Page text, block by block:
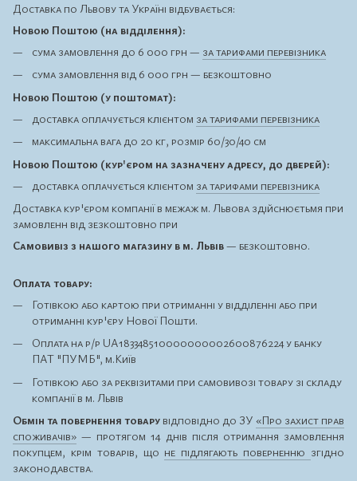
Доставка по Львову та Україні відбувається:
Новою Поштою (на відділення):
сума замовлення до 6 000 грн — за тарифами перевізника
сума замовлення від 6 000 грн — безкоштовно
Новою Поштою (у поштомат):
доставка оплачується клієнтом за тарифами перевізника
максимальна вага до 20 кг, розмір 60/30/40 см
Новою Поштою (кур'єром на зазначену адресу, до дверей):
доставка оплачується клієнтом за тарифами перевізника
Доставка кур'єром компанії в межаж м. Львова здійснюєтьмя при
замовленн від зезкоштовно при
Самовивіз з нашого магазину в м. Львів— безкоштовно.
Оплата товару:
Готівкою або картою при отриманні у відділенні або при
отриманні кур'єру Нової Пошти.
Оплата на р/р UA183348510000000002600876224 у банку
ПАТ "ПУМБ", м.Київ
Готівкою або за реквізитами при самовивозі товару зі складу
компанії в м. Львів
Обмін та повернення товару відповідно до ЗУ «Про захист прав
споживачів» — протягом 14 днів після отримання замовлення
покупцем, крім товарів, що не підлягають поверненню згідно
законодавства.